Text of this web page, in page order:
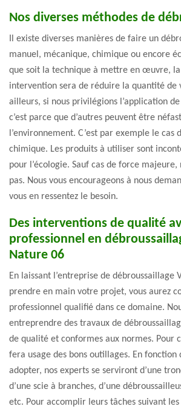
Nos diverses méthodes de
Il existe diverses manières de faire un
manuel, mécanique, chimique ou encore
que soit la technique à mettre en œuvre,
intervention sera de réduire la quantité de
ailleurs, si nous privilégions l’application
c’est parce que d’autres peuvent être
l’environnement. C’est par exemple le cas
chimique. Les produits à utiliser sont
pour l’écologie. Sauf cas de force majeure,
pas. Nous vous encourageons à nous
vous en ressentez le besoin.
Des interventions de qualité
professionnel en
Nature 06
En laissant l’entreprise de débroussaillage
prendre en main votre projet, vous aurez
professionnel qualifié dans ce domaine.
entreprendre des travaux de
de qualité et conformes aux normes. Pour
fera usage des bons outillages. En fonction
adopter, nos experts se serviront d’une
d’une scie à branches, d’une
etc. Pour accomplir leurs tâches suivant